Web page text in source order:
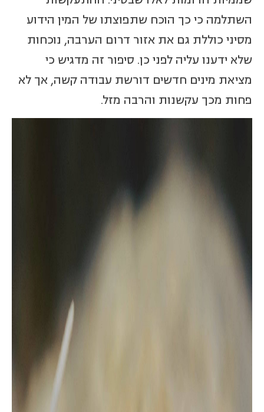
השתלמה כי כך הוכח שתפוצתו של המין הידוע
מסיני כוללת גם את אזור דרום הערבה, נוכחות
שלא ידענו עליה לפני כן. סיפור זה מדגיש כי
מציאת מינים חדשים דורשת עבודה קשה, אך לא
פחות מכך עקשנות והרבה מזל.